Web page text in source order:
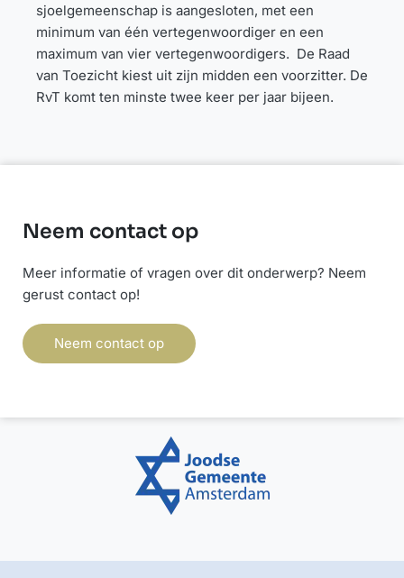
sjoelgemeenschap is aangesloten, met een
minimum van één vertegenwoordiger en een
maximum van vier vertegenwoordigers. De Raad
van Toezicht kiest uit zijn midden een voorzitter. De
RvT komt ten minste twee keer per jaar bijeen.
Neem contact op
Meer informatie of vragen over dit onderwerp? Neem
gerust contact op!
Neem contact op